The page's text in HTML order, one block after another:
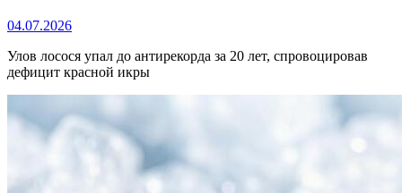
04.07.2026
Улов лосося упал до антирекорда за 20 лет, спровоцировав
дефицит красной икры